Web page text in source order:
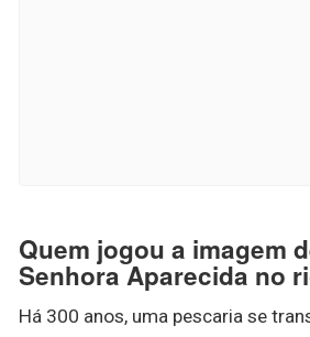
Quem jogou a imagem
Senhora Aparecida no
Há 300 anos, uma pescaria se